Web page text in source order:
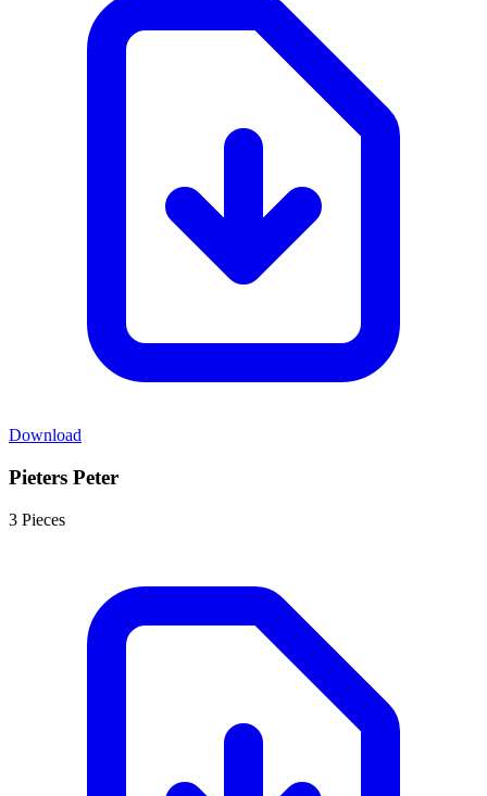
Download
Pieters Peter
3 Pieces